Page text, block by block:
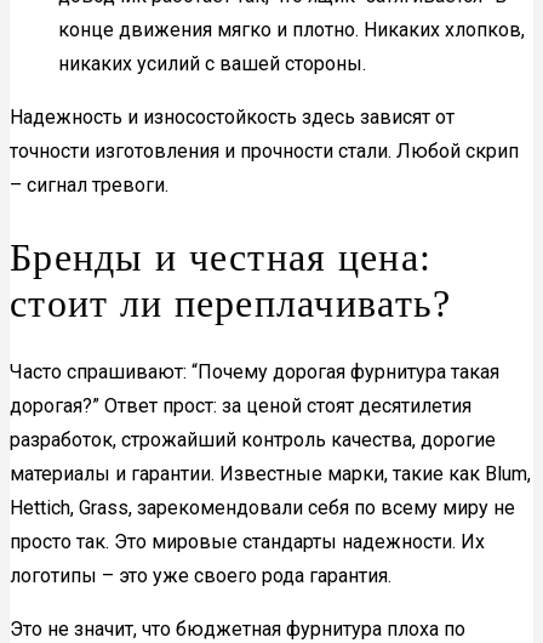
конце движения мягко и плотно. Никаких хлопков,
никаких усилий с вашей стороны.
Надежность и износостойкость здесь зависят от
точности изготовления и прочности стали. Любой скрип
– сигнал тревоги.
Бренды и честная цена:
стоит ли переплачивать?
Часто спрашивают: “Почему дорогая фурнитура такая
дорогая?” Ответ прост: за ценой стоят десятилетия
разработок, строжайший контроль качества, дорогие
материалы и гарантии. Известные марки, такие как Blum,
Hettich, Grass, зарекомендовали себя по всему миру не
просто так. Это мировые стандарты надежности. Их
логотипы – это уже своего рода гарантия.
Это не значит, что бюджетная фурнитура плоха по